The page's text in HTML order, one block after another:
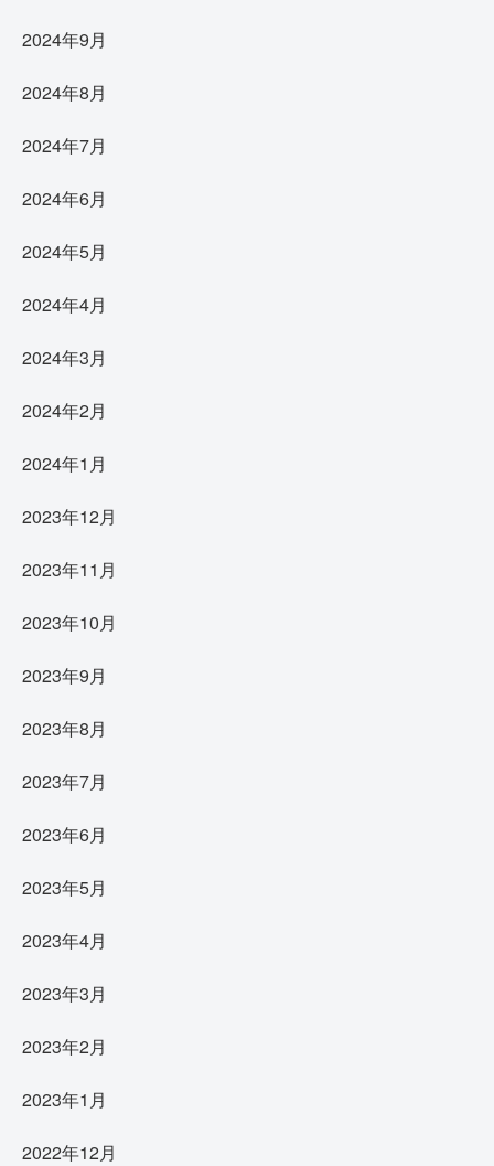
2024年9月
2024年8月
2024年7月
2024年6月
2024年5月
2024年4月
2024年3月
2024年2月
2024年1月
2023年12月
2023年11月
2023年10月
2023年9月
2023年8月
2023年7月
2023年6月
2023年5月
2023年4月
2023年3月
2023年2月
2023年1月
2022年12月